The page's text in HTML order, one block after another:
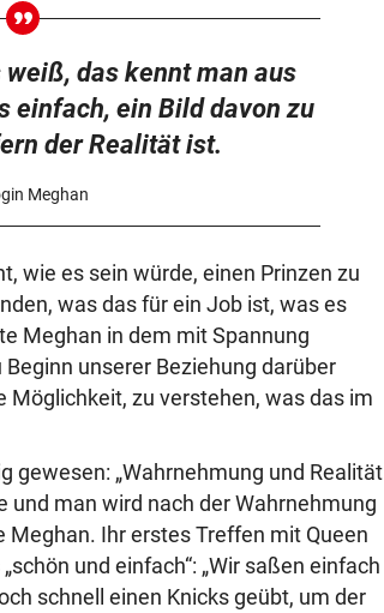
das kennt man aus
einfach, ein Bild davon zu
der Realität ist.
Meghan
wie es sein würde, einen Prinzen zu
was das für ein Job ist, was es
Meghan in dem mit Spannung
unserer Beziehung darüber
Möglichkeit, zu verstehen, was das im
gewesen: „Wahrnehmung und Realität
und man wird nach der Wahrnehmung
Meghan. Ihr erstes Treffen mit Queen
und einfach“: „Wir saßen einfach
schnell einen Knicks geübt, um der